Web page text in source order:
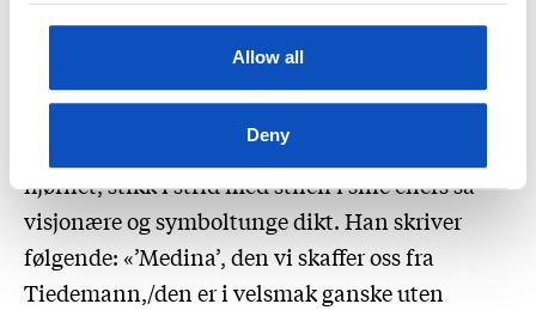
Allow all
Deny
Olaf Bull innleder med noe liknende, men
avslutter i det mer prosaiske og reklamemessige
hjørnet, stikk i strid med stilen i sine ellers så
visjonære og symboltunge dikt. Han skriver
følgende: «’Medina’, den vi skaffer oss fra
Tiedemann,/den er i velsmak ganske uten